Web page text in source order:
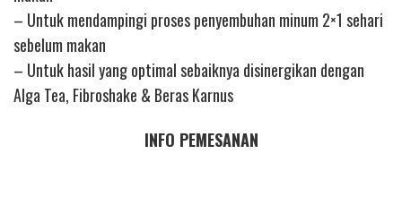
– Untuk mendampingi proses penyembuhan minum 2×1 sehari
sebelum makan
– Untuk hasil yang optimal sebaiknya disinergikan dengan
Alga Tea, Fibroshake & Beras Karnus
INFO PEMESANAN